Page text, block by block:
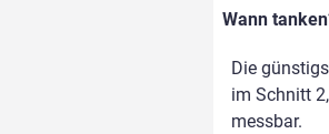
Wann
Die
im Schnitt
messbar.